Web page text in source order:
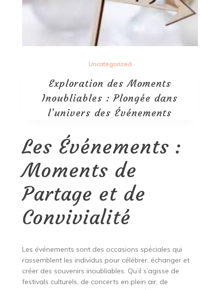
Uncategorized
Exploration des Moments
Inoubliables : Plongée dans
l’univers des Événements
Les Événements :
Moments de
Partage et de
Convivialité
Les événements sont des occasions spéciales qui
rassemblent les individus pour célébrer, échanger et
créer des souvenirs inoubliables. Qu’il s’agisse de
festivals culturels, de concerts en plein air, de